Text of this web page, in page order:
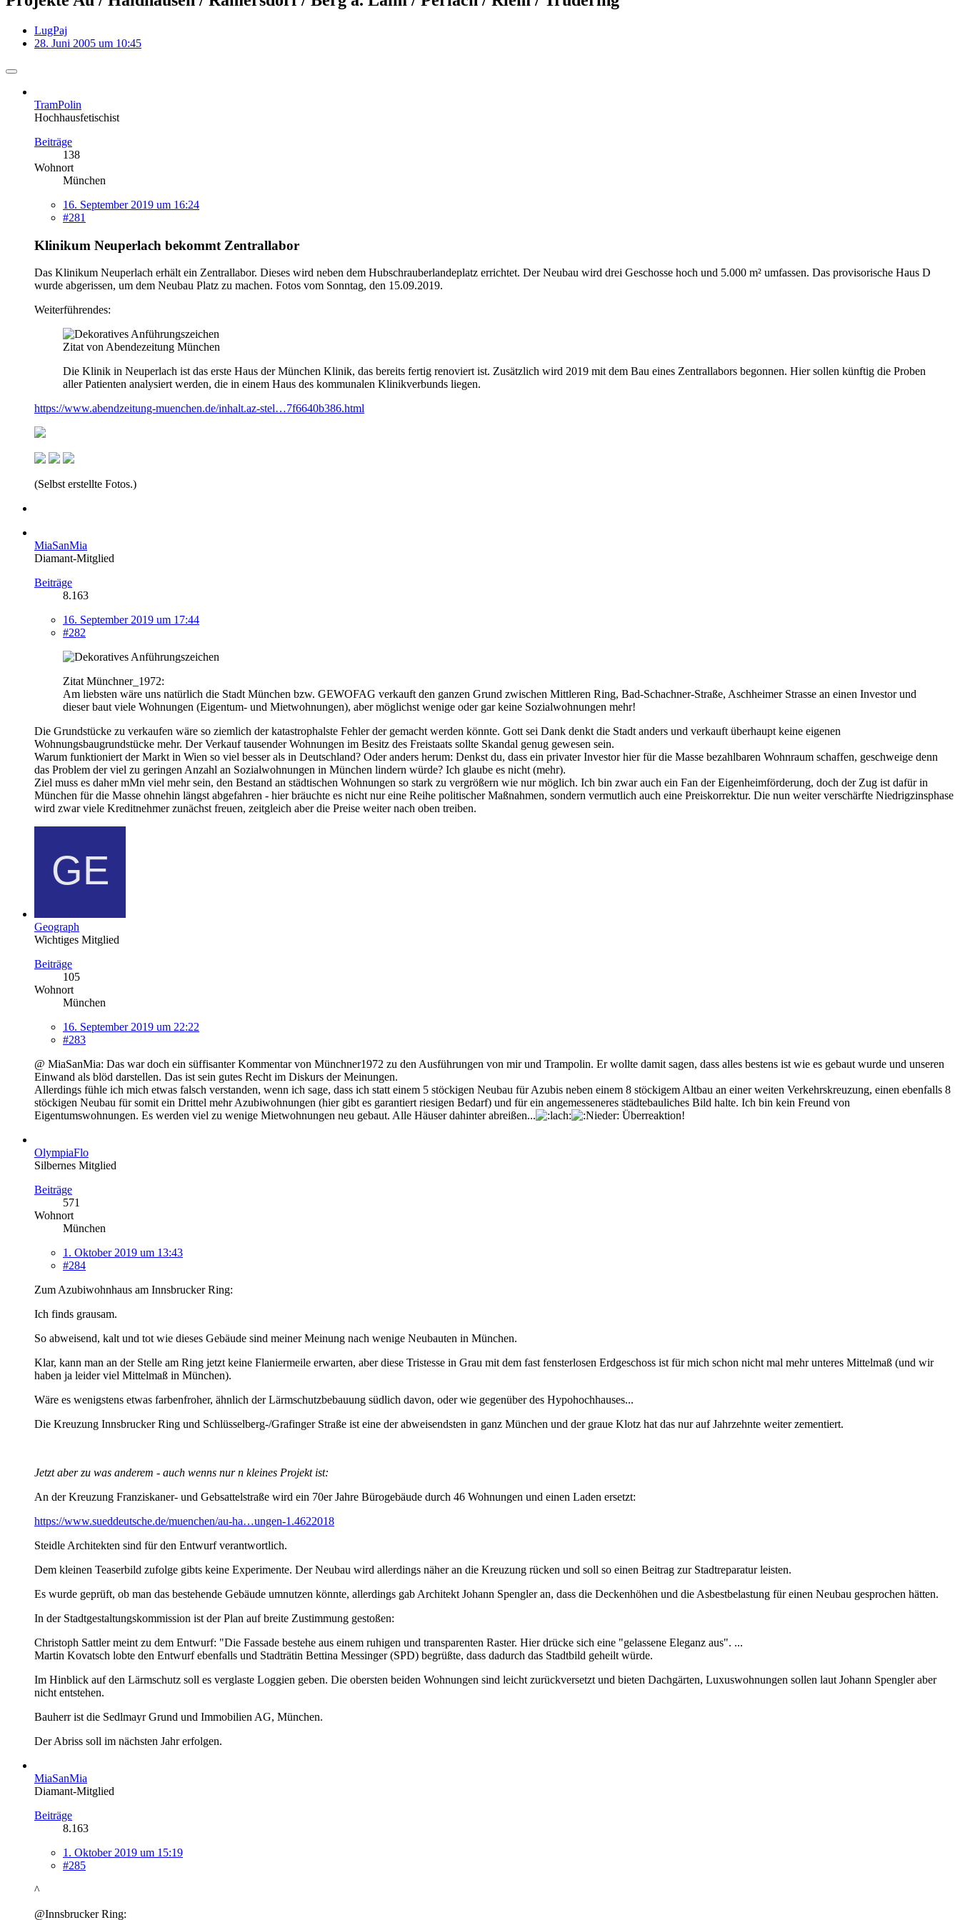
LugPaj
28. Juni 2005 um 10:45
TramPolin
Hochhausfetischist
Beiträge
138
Wohnort
München
16. September 2019 um 16:24
#281
Klinikum Neuperlach bekommt Zentrallabor
Das Klinikum Neuperlach erhält ein Zentrallabor. Dieses wird neben dem Hubschrauberlandeplatz errichtet. Der Neubau wird drei Geschosse hoch und 5.000 m² umfassen. Das provisorische Haus D
wurde abgerissen, um dem Neubau Platz zu machen. Fotos vom Sonntag, den 15.09.2019.
Weiterführendes:
Zitat von Abendezeitung München
Die Klinik in Neuperlach ist das erste Haus der München Klinik, das bereits fertig renoviert ist. Zusätzlich wird 2019 mit dem Bau eines Zentrallabors begonnen. Hier sollen künftig die Proben
aller Patienten analysiert werden, die in einem Haus des kommunalen Klinikverbunds liegen.
https://www.abendzeitung-muenchen.de/inhalt.az-stel…7f6640b386.html
(Selbst erstellte Fotos.)
MiaSanMia
Diamant-Mitglied
Beiträge
8.163
16. September 2019 um 17:44
#282
Zitat Münchner_1972:
Am liebsten wäre uns natürlich die Stadt München bzw. GEWOFAG verkauft den ganzen Grund zwischen Mittleren Ring, Bad-Schachner-Straße, Aschheimer Strasse an einen Investor und
dieser baut viele Wohnungen (Eigentum- und Mietwohnungen), aber möglichst wenige oder gar keine Sozialwohnungen mehr!
Die Grundstücke zu verkaufen wäre so ziemlich der katastrophalste Fehler der gemacht werden könnte. Gott sei Dank denkt die Stadt anders und verkauft überhaupt keine eigenen
Wohnungsbaugrundstücke mehr. Der Verkauf tausender Wohnungen im Besitz des Freistaats sollte Skandal genug gewesen sein.
Warum funktioniert der Markt in Wien so viel besser als in Deutschland? Oder anders herum: Denkst du, dass ein privater Investor hier für die Masse bezahlbaren Wohnraum schaffen, geschweige denn
das Problem der viel zu geringen Anzahl an Sozialwohnungen in München lindern würde? Ich glaube es nicht (mehr).
Ziel muss es daher mMn viel mehr sein, den Bestand an städtischen Wohnungen so stark zu vergrößern wie nur möglich. Ich bin zwar auch ein Fan der Eigenheimförderung, doch der Zug ist dafür in
München für die Masse ohnehin längst abgefahren - hier bräuchte es nicht nur eine Reihe politischer Maßnahmen, sondern vermutlich auch eine Preiskorrektur. Die nun weiter verschärfte Niedrigzinsphase
wird zwar viele Kreditnehmer zunächst freuen, zeitgleich aber die Preise weiter nach oben treiben.
Geograph
Wichtiges Mitglied
Beiträge
105
Wohnort
München
16. September 2019 um 22:22
#283
@ MiaSanMia: Das war doch ein süffisanter Kommentar von Münchner1972 zu den Ausführungen von mir und Trampolin. Er wollte damit sagen, dass alles bestens ist wie es gebaut wurde und unseren
Einwand als blöd darstellen. Das ist sein gutes Recht im Diskurs der Meinungen.
Allerdings fühle ich mich etwas falsch verstanden, wenn ich sage, dass ich statt einem 5 stöckigen Neubau für Azubis neben einem 8 stöckigem Altbau an einer weiten Verkehrskreuzung, einen ebenfalls 8
stöckigen Neubau für somit ein Drittel mehr Azubiwohnungen (hier gibt es garantiert riesigen Bedarf) und für ein angemesseneres städtebauliches Bild halte. Ich bin kein Freund von
Eigentumswohnungen. Es werden viel zu wenige Mietwohnungen neu gebaut. Alle Häuser dahinter abreißen...
Überreaktion!
OlympiaFlo
Silbernes Mitglied
Beiträge
571
Wohnort
München
1. Oktober 2019 um 13:43
#284
Zum Azubiwohnhaus am Innsbrucker Ring:
Ich finds grausam.
So abweisend, kalt und tot wie dieses Gebäude sind meiner Meinung nach wenige Neubauten in München.
Klar, kann man an der Stelle am Ring jetzt keine Flaniermeile erwarten, aber diese Tristesse in Grau mit dem fast fensterlosen Erdgeschoss ist für mich schon nicht mal mehr unteres Mittelmaß (und wir
haben ja leider viel Mittelmaß in München).
Wäre es wenigstens etwas farbenfroher, ähnlich der Lärmschutzbebauung südlich davon, oder wie gegenüber des Hypohochhauses...
Die Kreuzung Innsbrucker Ring und Schlüsselberg-/Grafinger Straße ist eine der abweisendsten in ganz München und der graue Klotz hat das nur auf Jahrzehnte weiter zementiert.
Jetzt aber zu was anderem - auch wenns nur n kleines Projekt ist:
An der Kreuzung Franziskaner- und Gebsattelstraße wird ein 70er Jahre Bürogebäude durch 46 Wohnungen und einen Laden ersetzt:
https://www.sueddeutsche.de/muenchen/au-ha…ungen-1.4622018
Steidle Architekten sind für den Entwurf verantwortlich.
Dem kleinen Teaserbild zufolge gibts keine Experimente. Der Neubau wird allerdings näher an die Kreuzung rücken und soll so einen Beitrag zur Stadtreparatur leisten.
Es wurde geprüft, ob man das bestehende Gebäude umnutzen könnte, allerdings gab Architekt Johann Spengler an, dass die Deckenhöhen und die Asbestbelastung für einen Neubau gesprochen hätten.
In der Stadtgestaltungskommission ist der Plan auf breite Zustimmung gestoßen:
Christoph Sattler meint zu dem Entwurf: "Die Fassade bestehe aus einem ruhigen und transparenten Raster. Hier drücke sich eine "gelassene Eleganz aus". ...
Martin Kovatsch lobte den Entwurf ebenfalls und Stadträtin Bettina Messinger (SPD) begrüßte, dass dadurch das Stadtbild geheilt würde.
Im Hinblick auf den Lärmschutz soll es verglaste Loggien geben. Die obersten beiden Wohnungen sind leicht zurückversetzt und bieten Dachgärten, Luxuswohnungen sollen laut Johann Spengler aber
nicht entstehen.
Bauherr ist die Sedlmayr Grund und Immobilien AG, München.
Der Abriss soll im nächsten Jahr erfolgen.
MiaSanMia
Diamant-Mitglied
Beiträge
8.163
1. Oktober 2019 um 15:19
#285
^
@Innsbrucker Ring: